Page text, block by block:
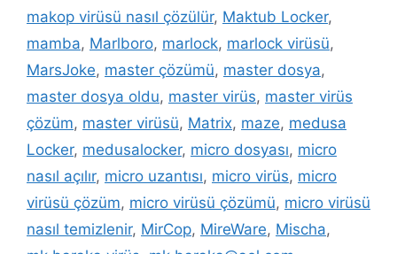
makop virüsü nasıl çözülür, Maktub Locker,
mamba, Marlboro, marlock, marlock virüsü,
MarsJoke, master çözümü, master dosya,
master dosya oldu, master virüs, master virüs
çözüm, master virüsü, Matrix, maze, medusa
Locker, medusalocker, micro dosyası, micro
nasıl açılır, micro uzantısı, micro virüs, micro
virüsü çözüm, micro virüsü çözümü, micro virüsü
nasıl temizlenir, MirCop, MireWare, Mischa,